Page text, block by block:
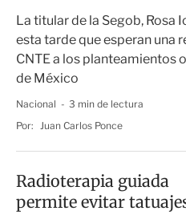
La titular de la Segob, Rosa
esta tarde que esperan una
CNTE a los planteamientos
de México
Nacional
3 min de lectura
Por: Juan Carlos Ponce
Radioterapia guiada
permite evitar